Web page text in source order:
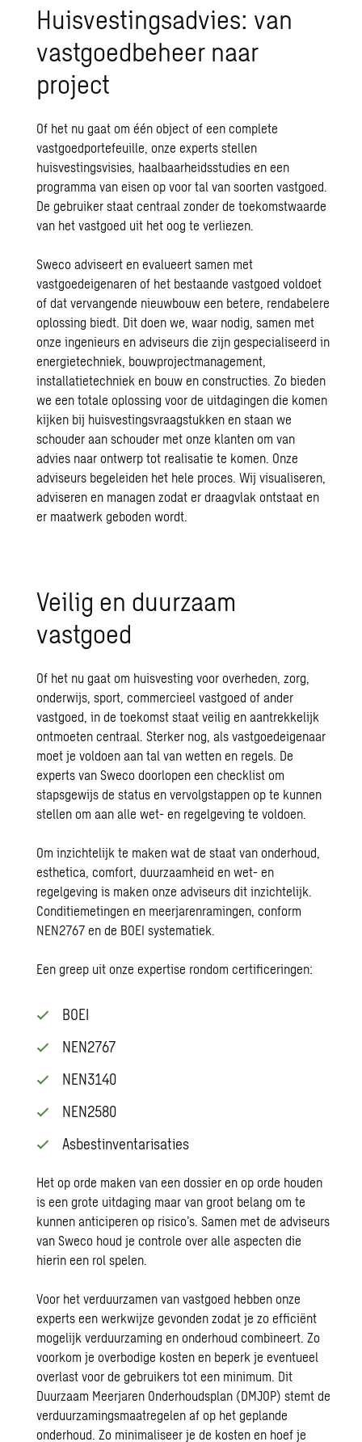
Huisvestingsadvies: van
vastgoedbeheer naar
project
Of het nu gaat om één object of een complete
vastgoedportefeuille, onze experts stellen
huisvestingsvisies, haalbaarheidsstudies en een
programma van eisen op voor tal van soorten vastgoed.
De gebruiker staat centraal zonder de toekomstwaarde
van het vastgoed uit het oog te verliezen.
Sweco adviseert en evalueert samen met
vastgoedeigenaren of het bestaande vastgoed voldoet
of dat vervangende nieuwbouw een betere, rendabelere
oplossing biedt. Dit doen we, waar nodig, samen met
onze ingenieurs en adviseurs die zijn gespecialiseerd in
energietechniek, bouwprojectmanagement,
installatietechniek en bouw en constructies. Zo bieden
we een totale oplossing voor de uitdagingen die komen
kijken bij huisvestingsvraagstukken en staan we
schouder aan schouder met onze klanten om van
advies naar ontwerp tot realisatie te komen. Onze
adviseurs begeleiden het hele proces. Wij visualiseren,
adviseren en managen zodat er draagvlak ontstaat en
er maatwerk geboden wordt.
Veilig en duurzaam
vastgoed
Of het nu gaat om huisvesting voor overheden, zorg,
onderwijs, sport, commercieel vastgoed of ander
vastgoed, in de toekomst staat veilig en aantrekkelijk
ontmoeten centraal. Sterker nog, als vastgoedeigenaar
moet je voldoen aan tal van wetten en regels. De
experts van Sweco doorlopen een checklist om
stapsgewijs de status en vervolgstappen op te kunnen
stellen om aan alle wet- en regelgeving te voldoen.
Om inzichtelijk te maken wat de staat van onderhoud,
esthetica, comfort, duurzaamheid en wet- en
regelgeving is maken onze adviseurs dit inzichtelijk.
Conditiemetingen en meerjarenramingen, conform
NEN2767 en de BOEI systematiek.
Een greep uit onze expertise rondom certificeringen:
BOEI
NEN2767
NEN3140
NEN2580
Asbestinventarisaties
Het op orde maken van een dossier en op orde houden
is een grote uitdaging maar van groot belang om te
kunnen anticiperen op risico’s. Samen met de adviseurs
van Sweco houd je controle over alle aspecten die
hierin een rol spelen.
Voor het verduurzamen van vastgoed hebben onze
experts een werkwijze gevonden zodat je zo efficiënt
mogelijk verduurzaming en onderhoud combineert. Zo
voorkom je overbodige kosten en beperk je eventueel
overlast voor de gebruikers tot een minimum. Dit
Duurzaam Meerjaren Onderhoudsplan (DMJOP) stemt de
verduurzamingsmaatregelen af op het geplande
onderhoud. Zo minimaliseer je de kosten en hoef je